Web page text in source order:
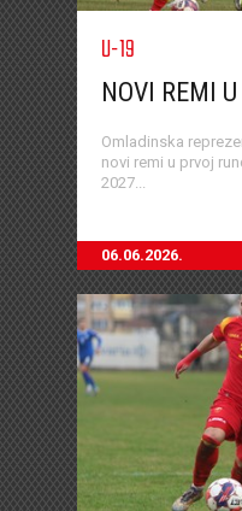
U-19
NOVI REMI
Omladinska
novi remi u prvoj
2027...
06.06.2026.